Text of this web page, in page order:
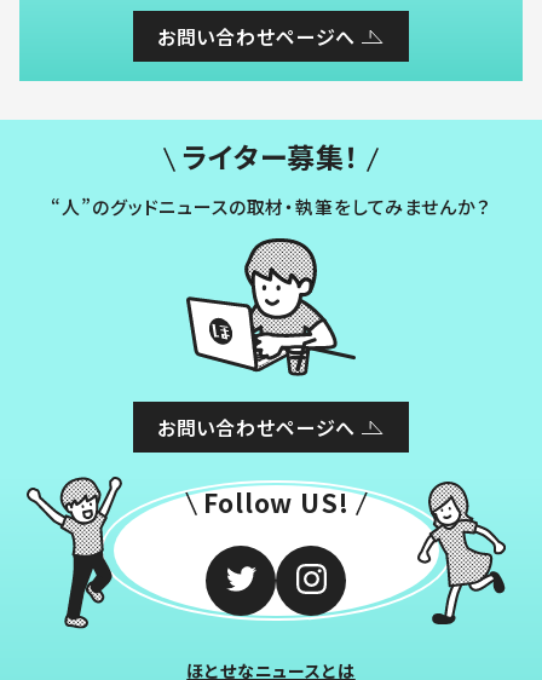
お問い合わせページへ
ライター募集！
“人”のグッドニュースの取材・執筆をしてみませんか？
お問い合わせページへ
Follow US!
ほとせなニュースとは